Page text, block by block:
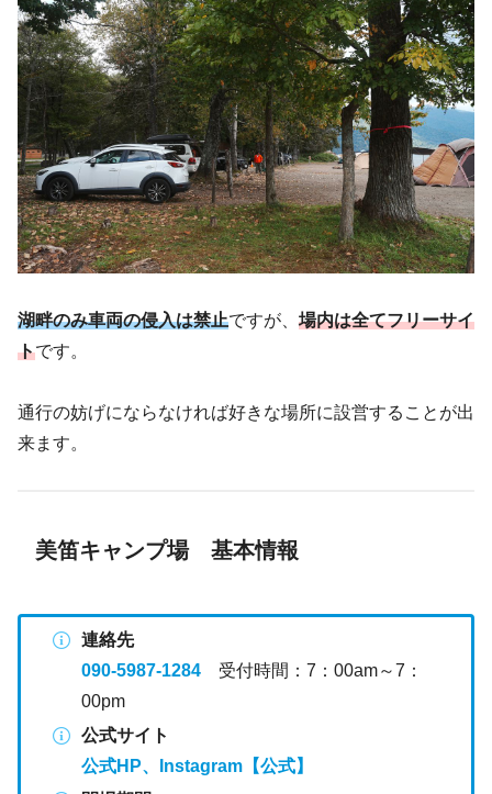
湖畔のみ車両の侵入は禁止ですが、 場内は全てフリーサイ
トです。
通行の妨げにならなければ好きな場所に設営することが出
来ます。
美笛キャンプ場 基本情報
連絡先
090-5987-1284受付時間：7：00am～7：
00pm
公式サイト
公式HP、
Instagram【公式】